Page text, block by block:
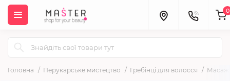
0
Головна Перукарське мистецтво Гребінці для волосся